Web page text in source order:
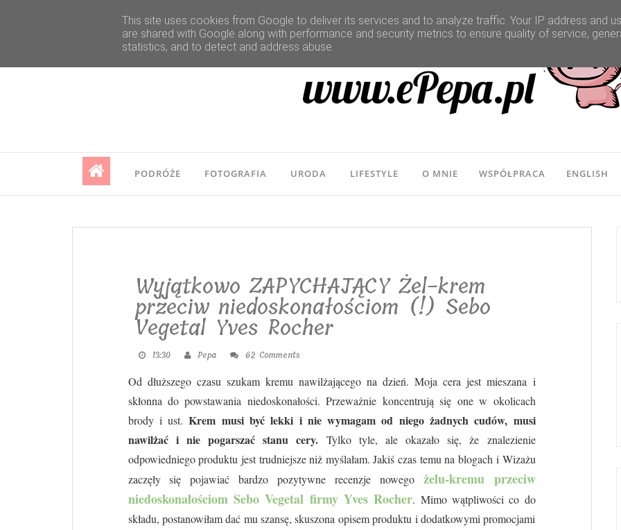
PODRÓŻE FOTOGRAFIA URODA LIFESTYLE O MNIE WSPÓŁPRACA ENGLISH
Wyjątkowo ZAPYCHAJĄCY Żel-krem
przeciw niedoskonałościom (!) Sebo
Vegetal Yves Rocher
13:30 Pepa 62 Comments
Od dłuższego czasu szukam kremu nawilżającego na dzień. Moja cera jest mieszana i
skłonna do powstawania niedoskonałości. Przeważnie koncentrują się one w okolicach
brody i ust.Krem musi być lekki i nie wymagam od niego żadnych cudów, musi
nawilżać i nie pogarszać stanu cery. Tylko tyle, ale okazało się, że znalezienie
odpowiedniego produktu jest trudniejsze niż myślałam. Jakiś czas temu na blogach i Wizażu
zaczęły się pojawiać bardzo pozytywne recenzje nowego żelu-kremu przeciw
niedoskonałościom Sebo Vegetal firmy Yves Rocher. Mimo wątpliwości co do
składu, postanowiłam dać mu szansę, skuszona opisem produktu i dodatkowymi promocjami
This site uses cookies from Google to deliver its services and to analyze traffic. Your IP address and
are shared with Google along with performance and security metrics to ensure quality of service,
statistics, and to detect and address abuse.